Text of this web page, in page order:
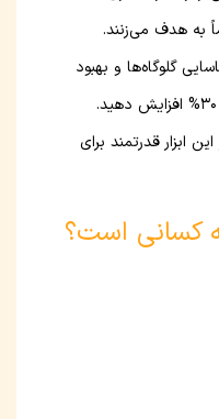
به هدف می‌زنند.
گلوگاه‌ها و بهبود
ابزار قدرتمند برای